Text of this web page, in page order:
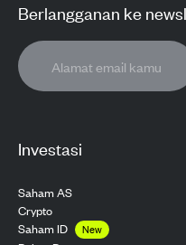
Investasi
Saham AS
Crypto
Saham ID
New
Berlangganan ke